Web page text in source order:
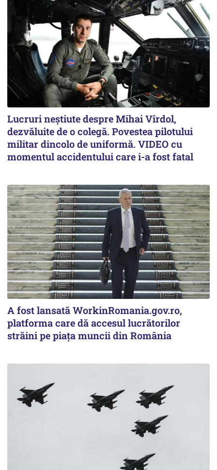
Lucruri neștiute despre Mihai Vîrdol,
dezvăluite de o colegă. Povestea pilotului
militar dincolo de uniformă. VIDEO cu
momentul accidentului care i-a fost fatal
A fost lansată WorkinRomania.gov.ro,
platforma care dă accesul lucrătorilor
străini pe piața muncii din România